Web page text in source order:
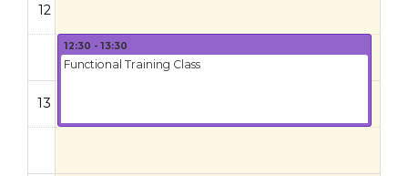
12
13
12:30 - 13:30
Functional Training Class